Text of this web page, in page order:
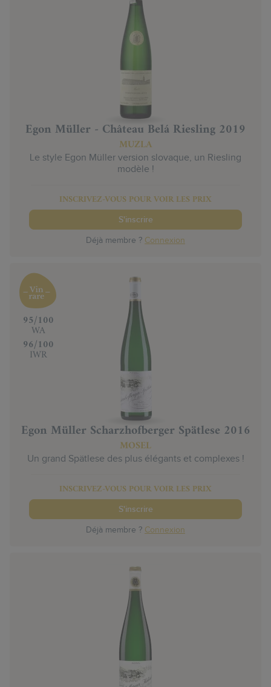
Egon Müller - Château Belá Riesling 2019
MUZLA
Le style Egon Müller version slovaque, un Riesling
modèle !
INSCRIVEZ-VOUS POUR VOIR LES PRIX
S'inscrire
Déjà membre ? Connexion
‍95/100
WA
‍96/100
IWR
Egon Müller Scharzhofberger Spätlese 2016
MOSEL
Un grand Spätlese des plus élégants et complexes !
INSCRIVEZ-VOUS POUR VOIR LES PRIX
S'inscrire
Déjà membre ? Connexion